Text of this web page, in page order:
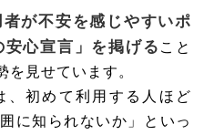
が不安を感じやすいポ
心宣言」を掲げること
見せています。
、初めて利用する人ほど
に知られないか」といっ